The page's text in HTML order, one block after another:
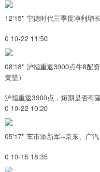
12'15'' 宁德时代三季度净利增
0 10-22 11:50
08'18'' 沪指重返3900点牛8配
黄坚）
沪指重返3900点，短期是否有
0 10-22 10:20
05'17'' 车市添新军--京东、广
0 10-15 18:35